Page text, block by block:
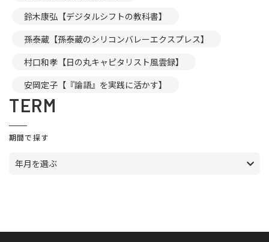
鈴木康弘【デジタルシフトの教科書】
孫泰蔵【孫泰蔵のシリコンバレーエクスプレス】
村口和孝【日の丸キャピタリスト風雲録】
安岡定子【『論語』を実践に活かす】
TERM
期間で探す
年月を選ぶ